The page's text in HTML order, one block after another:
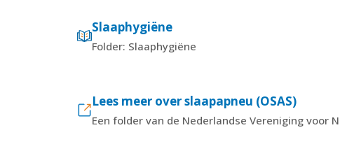
Slaaphygiëne
Folder: Slaaphygiëne
Lees meer over slaapapneu (OSAS)
Een folder van de Nederlandse Vereniging voor